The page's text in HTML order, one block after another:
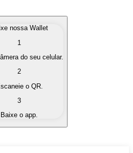
de seu interesse de forma
em moeda fiduciária
por outra
nossa Wallet
1
do seu celular.
2
o QR.
3
Baixe o app.